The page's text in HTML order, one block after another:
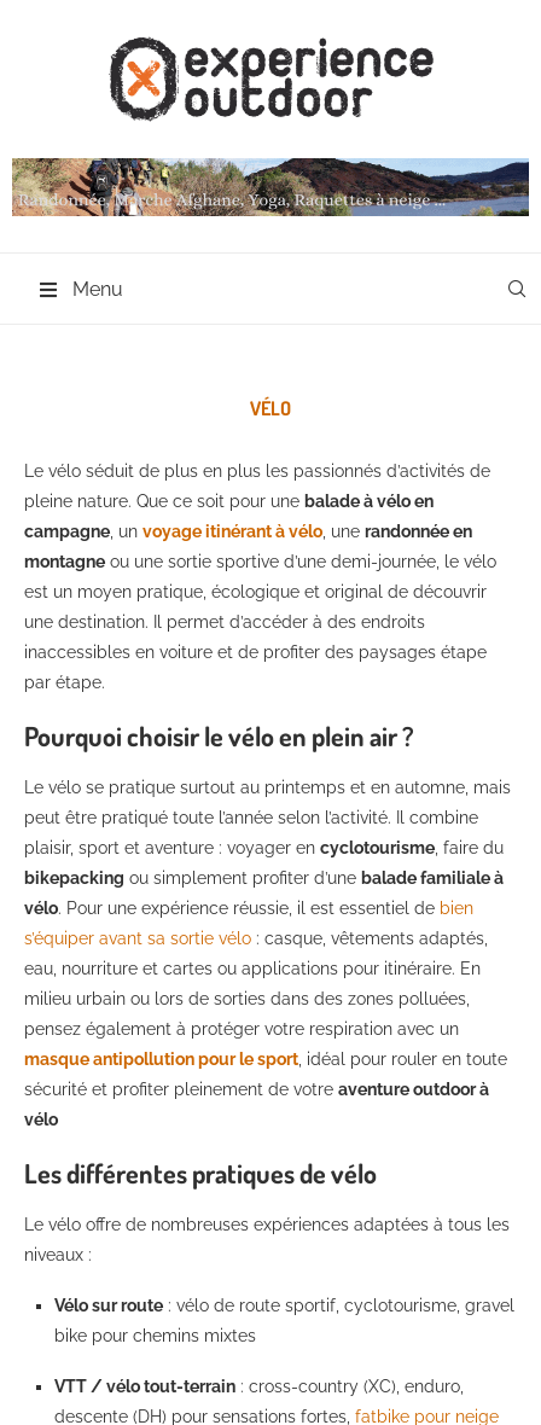
Menu
VÉLO
Le vélo séduit de plus en plus les passionnés d’activités de
pleine nature. Que ce soit pour une balade à vélo en
campagne, un voyage itinérant à vélo, une randonnée en
montagne ou une sortie sportive d’une demi-journée, le vélo
est un moyen pratique, écologique et original de découvrir
une destination. Il permet d’accéder à des endroits
inaccessibles en voiture et de profiter des paysages étape
par étape.
Pourquoi choisir le vélo en plein air ?
Le vélo se pratique surtout au printemps et en automne, mais
peut être pratiqué toute l’année selon l’activité. Il combine
plaisir, sport et aventure : voyager en cyclotourisme, faire du
bikepacking ou simplement profiter d’une balade familiale à
vélo. Pour une expérience réussie, il est essentiel de bien
s’équiper avant sa sortie vélo : casque, vêtements adaptés,
eau, nourriture et cartes ou applications pour itinéraire. En
milieu urbain ou lors de sorties dans des zones polluées,
pensez également à protéger votre respiration avec un
masque antipollution pour le sport, idéal pour rouler en toute
sécurité et profiter pleinement de votre aventure outdoor à
vélo
Les différentes pratiques de vélo
Le vélo offre de nombreuses expériences adaptées à tous les
niveaux :
Vélo sur route : vélo de route sportif, cyclotourisme, gravel
bike pour chemins mixtes
VTT / vélo tout-terrain : cross-country (XC), enduro,
descente (DH) pour sensations fortes, fatbike pour neige